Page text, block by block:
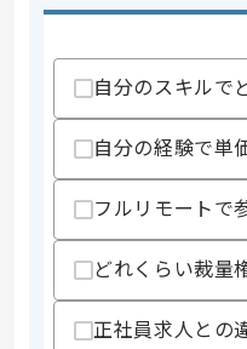
その他募集要項
自分のスキルで
自分の経験で単
フルリモートで
どれくらい裁量
正社員求人との